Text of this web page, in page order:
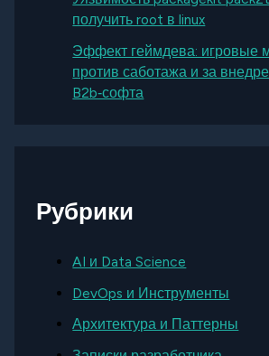
получить root в linux
Эффект геймдева: игровые
против саботажа и за
B2b‑софта
Рубрики
AI и Data Science
DevOps и Инструменты
Архитектура и Паттерны